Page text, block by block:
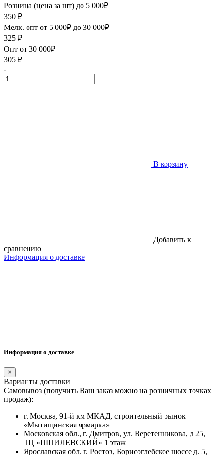
Розница (цена за шт) до 5 000₽
350 ₽
Мелк. опт от 5 000₽ до 30 000₽
325 ₽
Опт от 30 000₽
305 ₽
-
+
В корзину
Добавить к
сравнению
Информация о доставке
Информация о доставке
×
Варианты доставки
Самовывоз (получить Ваш заказ можно на розничных точках
продаж):
г. Москва, 91-й км МКАД, строительный рынок
«Мытищинская ярмарка»
Московская обл., г. Дмитров, ул. Веретенникова, д 25,
ТЦ «ШПИЛЕВСКИЙ» 1 этаж
Ярославская обл. г. Ростов, Борисоглебское шоссе д. 5,